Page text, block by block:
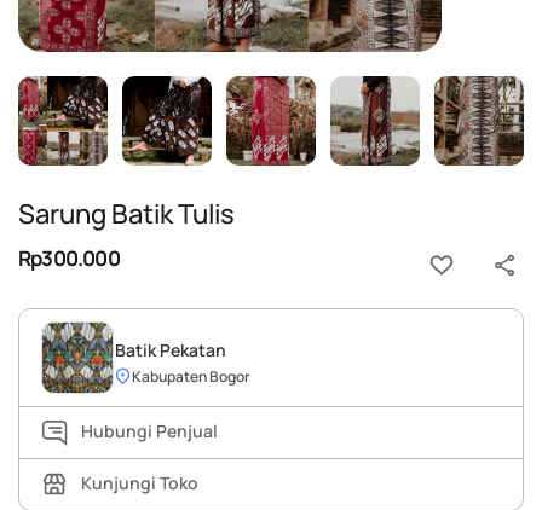
Sarung Batik Tulis
Rp300.000
Batik Pekatan
Kabupaten Bogor
Hubungi Penjual
Kunjungi Toko